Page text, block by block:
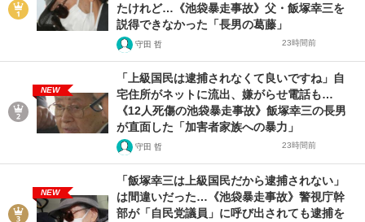
たけれど…《池袋暴走事故》父・飯塚幸三を
説得できなかった「長男の葛藤」
守田 哲 23時間前
NEW
「上級国民は逮捕されなくて良いですね」自
宅住所がネットに流出、嫌がらせ電話も…
《12人死傷の池袋暴走事故》飯塚幸三の長男
が直面した「加害者家族への暴力」
守田 哲 23時間前
NEW
「飯塚幸三は上級国民だから逮捕されない」
は間違いだった…《池袋暴走事故》警視庁幹
部が「自民党議員」に呼び出されても逮捕を